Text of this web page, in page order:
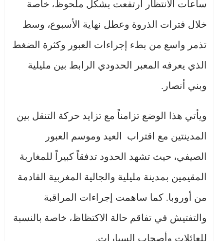
ساعات الانتظار ارتفعت بشكل ملحوظ، خاصة
خلال فترات الذروة وعطل نهاية الأسبوع، وسط
تذمر واسع من بطء إجراءات العبور وكثرة الضغط
الذي يعرفه المعبر الحدودي الرابط بين مليلية
وبني أنصار.
ويأتي هذا الوضع تزامناً مع تزايد حركة التنقل بين
المدينتين مع اقتراب العيد وموسم العبور
الصيفي، حيث تشهد الحدود تدفقاً كبيراً للمغاربة
المقيمين بمدينة مليلية والجالية المغربية القادمة
من أوروبا. كما ساهمت إجراءات المراقبة
والتفتيش في تفاقم حالة الاكتظاظ، خاصة بالنسبة
للعائلات وأصحاب السيارات.